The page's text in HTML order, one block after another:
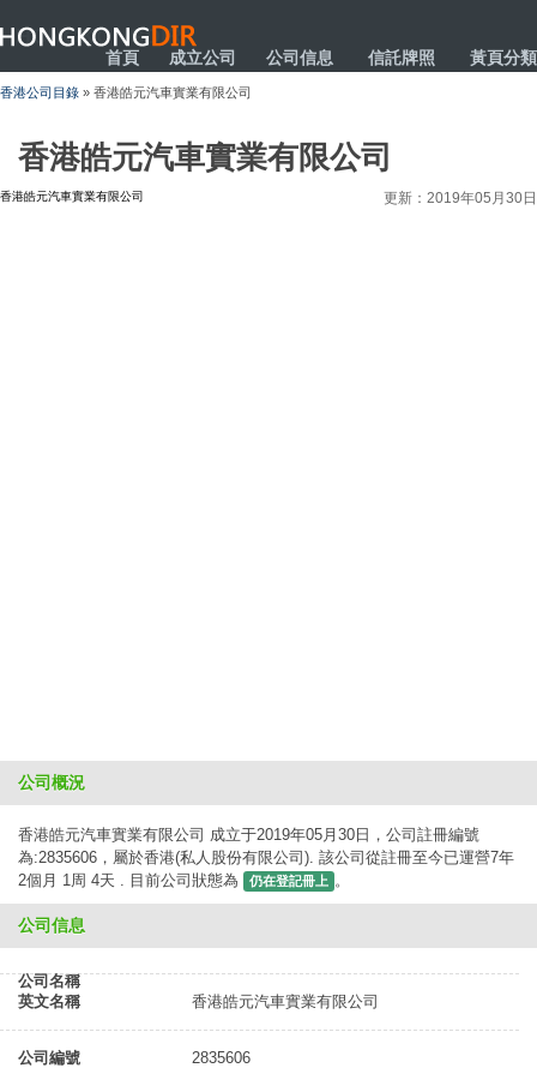
HONGKONGDIR
首頁 成立公司 公司信息 信託牌照 黃頁分類
香港公司目錄 » 香港皓元汽車實業有限公司
香港皓元汽車實業有限公司
香港皓元汽車實業有限公司 更新：2019年05月30日
公司概況
香港皓元汽車實業有限公司 成立于2019年05月30日，公司註冊編號
為:2835606，屬於香港(私人股份有限公司). 該公司從註冊至今已運營7年
2個月 1周 4天 . 目前公司狀態為
仍在登記冊上 。
公司信息
公司名稱
英文名稱
香港皓元汽車實業有限公司
公司編號 2835606